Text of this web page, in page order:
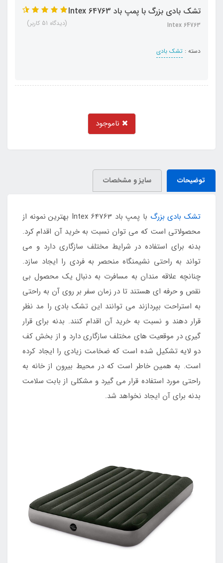
تشک بادی بزرگ با پمپ باد Intex 64763
Intex 64763
دسته : تشک بادی
(دیدگاه 51 کاربر)
ناموجود
توضیحات سایز و مشخصات
تشک بادی بزرگ
با پمپ باد Intex 64763 بهترین نمونه از
محصولاتی است که می توان نسبت به خرید آن اقدام کرد.
بدنه برای استفاده در شرایط مختلف سازگاری دارد و می
تواند به راحتی نشیمنگاه منحصر به فردی را ایجاد سازد.
چنانچه علاقه مندان به مسافرت به دنبال یک محصول بی
نقص و حرفه ای هستند تا در زمان سفر بر روی آن به راحتی
به استراحت بپردازند می توانند این تشک بادی را مد نظر
قرار دهند و نسبت به خرید آن اقدام کنند. بدنه برای قرار
گیری در موقعیت های مختلف سازگاری دارد و از بخش کف
دو لایه تشکیل شده است که ضخامت زیادی را ایجاد کرده
است. به همین خاطر است که در محیط بیرون از خانه به
راحتی مورد استفاده قرار می گیرد و مشکلی از بابت سلامت
بدنه برای آن ایجاد نخواهد شد.